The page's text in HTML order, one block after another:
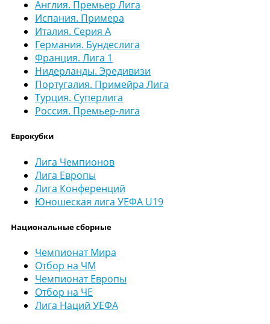
Англия. Премьер Лига
Испания. Примера
Италия. Серия А
Германия. Бундеслига
Франция. Лига 1
Нидерланды. Эредивизи
Португалия. Примейра Лига
Турция. Суперлига
Россия. Премьер-лига
Еврокубки
Лига Чемпионов
Лига Европы
Лига Конференций
Юношеская лига УЕФА U19
Национальные сборные
Чемпионат Мира
Отбор на ЧМ
Чемпионат Европы
Отбор на ЧЕ
Лига Наций УЕФА